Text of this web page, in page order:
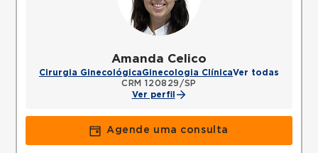
Amanda Celico
Cirurgia GinecológicaGinecologia ClínicaVer todas
CRM 120829/SP
Ver perfil
Agende uma consulta